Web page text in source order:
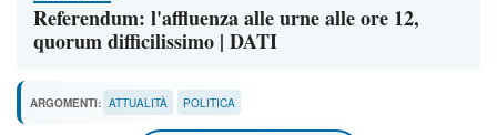
Referendum: l'affluenza alle urne alle ore 12,
quorum difficilissimo | DATI
ARGOMENTI: ATTUALITÀ POLITICA